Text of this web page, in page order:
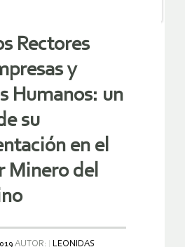
Rectores
y
Humanos: un
su
en el
Minero del
AUTOR:
LEONIDAS